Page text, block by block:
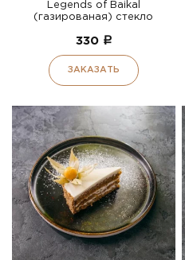
Legends of Baikal
(газированая) стекло
330 a
ЗАКАЗАТЬ